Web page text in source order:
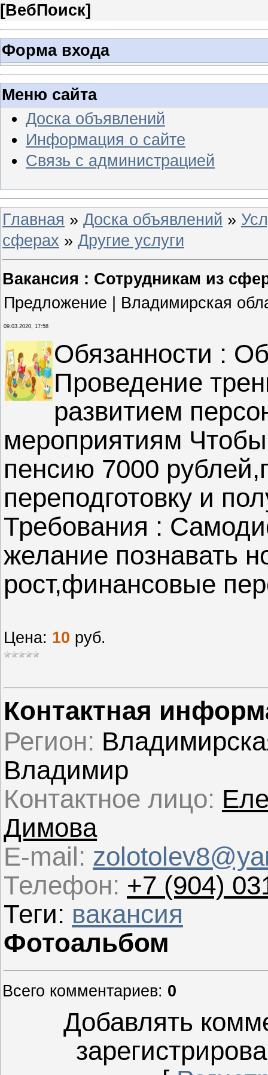
[ВебПоиск]
Форма входа
Меню сайта
Доска объявлений
Информация о сайте
Связь с администрацией
Главная » Доска объявлений »
сферах » Другие услуги
Вакансия : Сотрудникам из
Предложение | Владимирская
09.03.2020, 17:58
Обязанности :
Проведение
развитием
мероприятиям
пенсию 7000
переподготовку и
Требования :
желание познавать
рост,финансовые
Цена: 10 руб.
Контактная
Регион:
Владимир
Контактное лицо:
Димова
E-mail:
Телефон: +7 (904)
Теги: вакансия
Фотоальбом
Всего комментариев: 0
Добавлять